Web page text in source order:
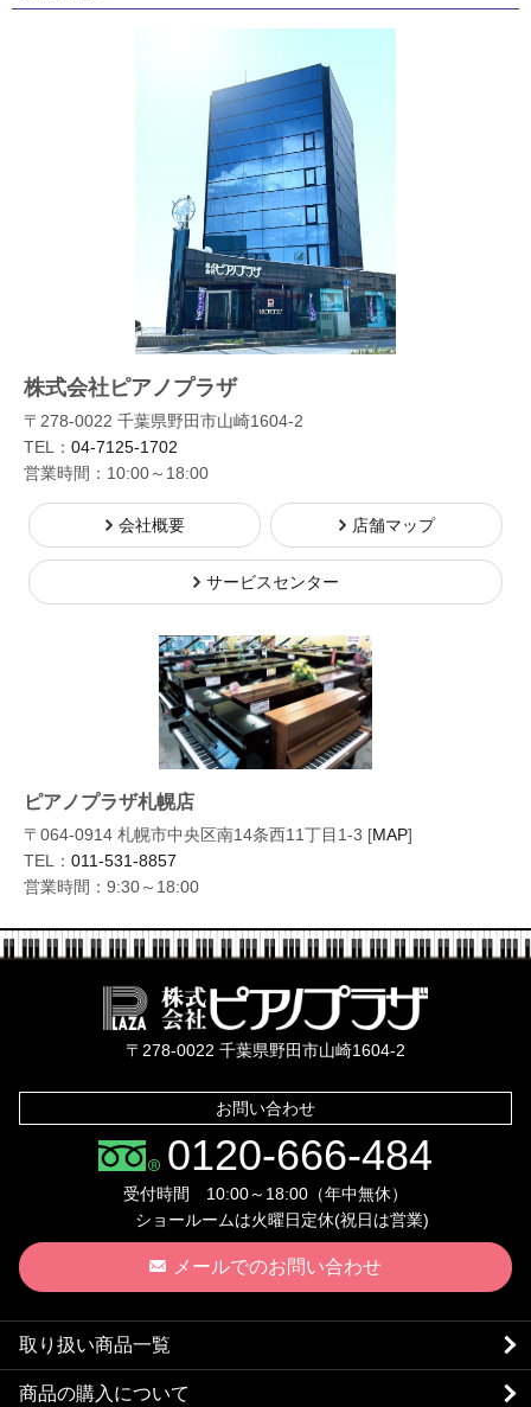
株式会社ピアノプラザ
〒278-0022 千葉県野田市山崎1604-2
TEL： 04-7125-1702
営業時間：10:00～18:00
会社概要 店舗マップ
サービスセンター
ピアノプラザ札幌店
〒064-0914 札幌市中央区南14条西11丁目1-3 [MAP]
TEL： 011-531-8857
営業時間：9:30～18:00
〒278-0022 千葉県野田市山崎1604-2
お問い合わせ
0120-666-484
受付時間 10:00～18:00（年中無休）
ショールームは火曜日定休(祝日は営業)
メールでのお問い合わせ
取り扱い商品一覧
商品の購入について